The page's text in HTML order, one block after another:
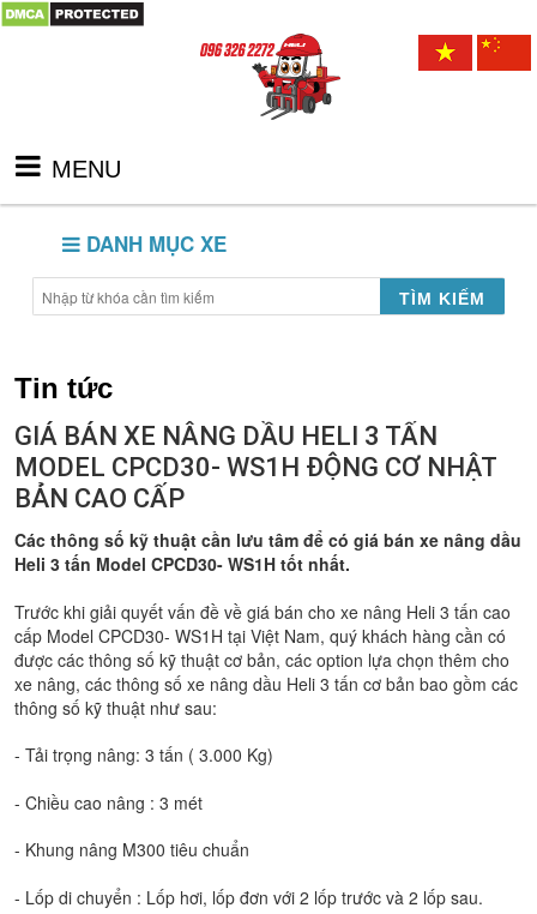
MENU
DANH MỤC XE
TÌM KIẾM
Tin tức
GIÁ BÁN XE NÂNG DẦU HELI 3 TẤN
MODEL CPCD30- WS1H ĐỘNG CƠ NHẬT
BẢN CAO CẤP
Các thông số kỹ thuật cần lưu tâm để có giá bán xe nâng dầu
Heli 3 tấn Model CPCD30- WS1H tốt nhất.
Trước khi giải quyết vấn đề về giá bán cho xe nâng Heli 3 tấn cao
cấp Model CPCD30- WS1H tại Việt Nam, quý khách hàng cần có
được các thông số kỹ thuật cơ bản, các option lựa chọn thêm cho
xe nâng, các thông số xe nâng dầu Heli 3 tấn cơ bản bao gồm các
thông số kỹ thuật như sau:
- Tải trọng nâng: 3 tấn ( 3.000 Kg)
- Chiều cao nâng : 3 mét
- Khung nâng M300 tiêu chuẩn
- Lốp di chuyển : Lốp hơi, lốp đơn với 2 lốp trước và 2 lốp sau.